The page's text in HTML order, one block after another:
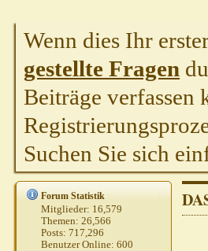
Wenn dies Ihr
gestellte Fragen
Beiträge verfassen
Suchen Sie sich
Forum Statistik
Mitglieder: 16,579
Themen:26,566
Posts:717,296
Benutzer Online:600